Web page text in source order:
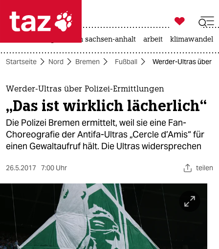
 taz zahl ich
taz zahl ich
themen
politik
öko
sport
berlin
nord

taz zahl ich
landtagswahl in sachsen-anhalt arbeit klimawandel
Startseite Nord Bremen Fußball Werder-Ultras über
Werder-Ultras über Polizei-Ermittlungen
„Das ist wirklich lächerlich“
Die Polizei Bremen ermittelt, weil sie eine Fan-
Choreografie der Antifa-Ultras „Cercle d’Amis“ für
einen Gewaltaufruf hält. Die Ultras widersprechen
26.5.2017 7:00 Uhr teilen